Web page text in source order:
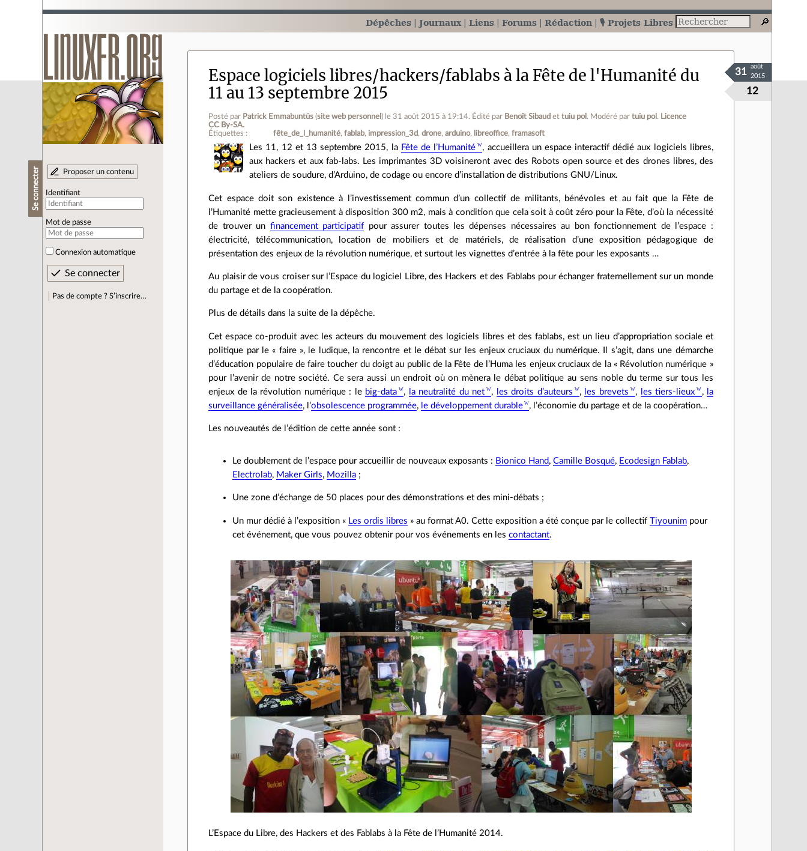
Dépêches Journaux Liens Forums Rédaction 🎙️ Projets Libres
Se connecter Proposer un contenu
Identifiant
Mot de passe
Connexion automatique
Pas de compte ? S’inscrire…
Espace logiciels libres/hackers/fablabs à la Fête de l'Humanité du
11 au 13 septembre 2015
Posté par Patrick Emmabuntüs (site web personnel ) le 31 août 2015 à 19:14. Édité par Benoît Sibaud ettuiu pol . Modéré partuiu pol . Licence
CC By‑SA.
Étiquettes :
fête_de_l_humanité fablab impression_3d drone arduino libreoffice framasoft
12
31
août
2015
Les 11, 12 et 13 septembre 2015, la Fête de l’Humanité
, accueillera un espace interactif dédié aux logiciels libres,
aux hackers et aux fab-labs. Les imprimantes 3D voisineront avec des Robots open source et des drones libres, des
ateliers de soudure, d’Arduino, de codage ou encore d’installation de distributions GNU/Linux.
Cet espace doit son existence à l’investissement commun d’un collectif de militants, bénévoles et au fait que la Fête de
l’Humanité mette gracieusement à disposition 300 m2, mais à condition que cela soit à coût zéro pour la Fête, d’où la nécessité
de trouver un financement participatif pour assurer toutes les dépenses nécessaires au bon fonctionnement de l’espace :
électricité, télécommunication, location de mobiliers et de matériels, de réalisation d’une exposition pédagogique de
présentation des enjeux de la révolution numérique, et surtout les vignettes d’entrée à la fête pour les exposants …
Au plaisir de vous croiser sur l’Espace du logiciel Libre, des Hackers et des Fablabs pour échanger fraternellement sur un monde
du partage et de la coopération.
Plus de détails dans la suite de la dépêche.
Cet espace co-produit avec les acteurs du mouvement des logiciels libres et des fablabs, est un lieu d’appropriation sociale et
politique par le « faire », le ludique, la rencontre et le débat sur les enjeux cruciaux du numérique. Il s’agit, dans une démarche
d’éducation populaire de faire toucher du doigt au public de la Fête de l’Huma les enjeux cruciaux de la « Révolution numérique »
pour l’avenir de notre société. Ce sera aussi un endroit où on mènera le débat politique au sens noble du terme sur tous les
enjeux de la révolution numérique : le big-data , la neutralité du net , les droits d’auteurs , les brevets , les tiers-lieux , la
surveillance généralisée, l’obsolescence programmée, le développement durable , l’économie du partage et de la coopération…
Les nouveautés de l’édition de cette année sont :
Le doublement de l’espace pour accueillir de nouveaux exposants : Bionico Hand ,Camille Bosqué, Ecodesign Fablab,
Electrolab, Maker Girls, Mozilla ;
Une zone d’échange de 50 places pour des démonstrations et des mini-débats ;
Un mur dédié à l’exposition « Les ordis libres » au format A0. Cette exposition a été conçue par le collectifTiyounim pour
cet événement, que vous pouvez obtenir pour vos événements en lescontactant.
L’Espace du Libre, des Hackers et des Fablabs à la Fête de l’Humanité 2014.